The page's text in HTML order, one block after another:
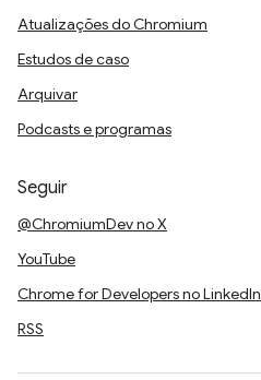
Atualizações do Chromium
Estudos de caso
Arquivar
Podcasts e programas
Seguir
@ChromiumDev no X
YouTube
Chrome for Developers no LinkedIn
RSS